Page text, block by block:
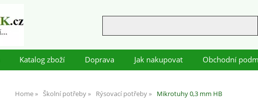
Katalog zboží Doprava Jak nakupovat Obchodní
Home Školní potřeby Rýsovací potřeby Mikrotuhy 0,3 mm HB